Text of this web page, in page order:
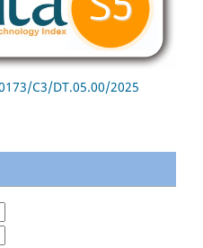
C3/DT.05.00/2025